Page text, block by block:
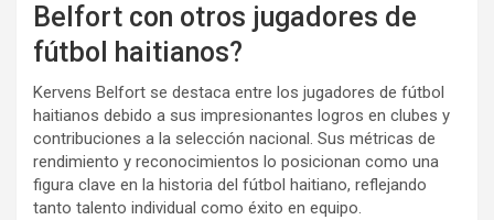
Belfort con otros jugadores de
fútbol haitianos?
Kervens Belfort se destaca entre los jugadores de fútbol
haitianos debido a sus impresionantes logros en clubes y
contribuciones a la selección nacional. Sus métricas de
rendimiento y reconocimientos lo posicionan como una
figura clave en la historia del fútbol haitiano, reflejando
tanto talento individual como éxito en equipo.